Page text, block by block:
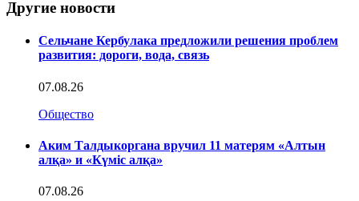
Другие новости
Сельчане Кербулака предложили решения проблем
развития: дороги, вода, связь
07.08.26
Общество
Аким Талдыкоргана вручил 11 матерям «Алтын
алқа» и «Күміс алқа»
07.08.26